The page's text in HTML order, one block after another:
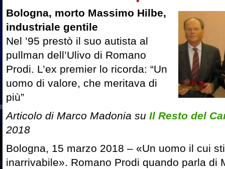
Bologna, morto Massimo Hilbe,
industriale gentile
Nel ’95 prestò il suo autista al
pullman dell’Ulivo di Romano
Prodi. L’ex premier lo ricorda: “Un
uomo di valore, che meritava di
più”
Articolo di Marco Madonia su Il Resto del
2018
Bologna, 15 marzo 2018 – «Un uomo il cui
inarrivabile». Romano Prodi quando parla di